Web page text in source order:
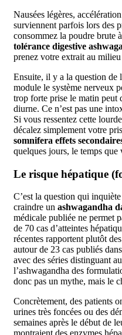
Nausées légères,
surviennent parfois lors des
consommez la poudre brute
tolérance digestive
prenez votre extrait au milieu
Ensuite, il y a la question de
module le système nerveux
trop forte prise le matin peut
diurne. Ce n’est pas une
Si vous ressentez cette
décalez simplement votre
somnifera effets
quelques jours, le temps que
Le risque hépatique
C’est la question qui
craindre un ashwagandha
médicale publiée ne permet
de 70 cas d’atteintes
récentes rapportent plutôt
autour de 23 cas publiés
avec des séries distinguant
l’ashwagandha des
donc pas un mythe, mais le
Concrètement, des patients
urines très foncées ou des
semaines après le début de